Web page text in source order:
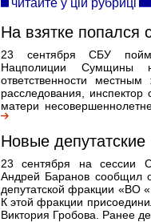
На взятке попался
23 сентября СБУ
Нацполиции Сумщины
ответственности
расследования,
матери
Новые депутатские
23 сентября на сессии
Андрей Баранов сообщил
депутатской фракции «ВО
К этой фракции
Виктория Гробова. Ранее